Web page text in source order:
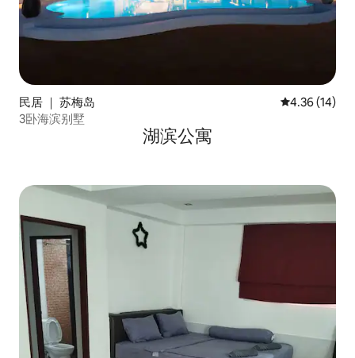
民居 ｜ 苏梅岛 平均评分
4.36 (14)
3卧海滨别墅
湖滨公寓